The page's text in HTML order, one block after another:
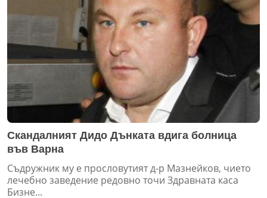
Скандалният Дидо Дънката вдига болница
във Варна
Съдружник му е прословутият д-р Мазнейков, чието
лечебно заведение редовно точи Здравната каса
Бизне...